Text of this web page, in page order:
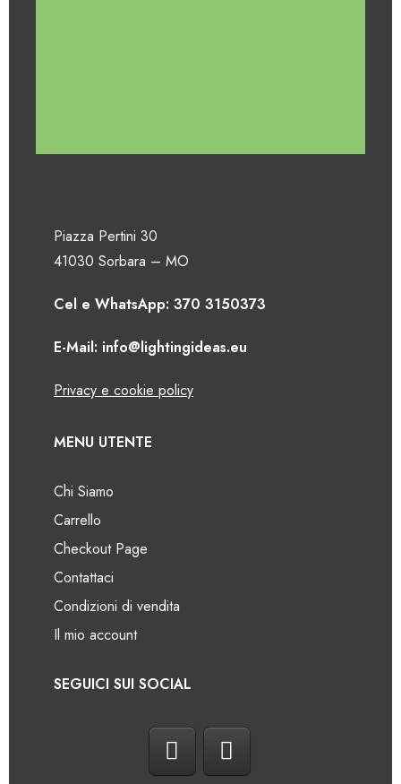
Piazza Pertini 30
41030 Sorbara – MO
Cel e WhatsApp: 370 3150373
E-Mail: info@lightingideas.eu
Privacy e cookie policy
MENU UTENTE
Chi Siamo
Carrello
Checkout Page
Contattaci
Condizioni di vendita
Il mio account
SEGUICI SUI SOCIAL